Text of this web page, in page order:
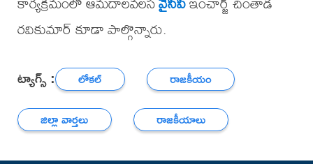
రవికుమార్ కూడా పాల్గొన్నారు.
ట్యాగ్స్ : లోకల్
రాజకీయం
జిల్లా వార్తలు
రాజకీయాలు